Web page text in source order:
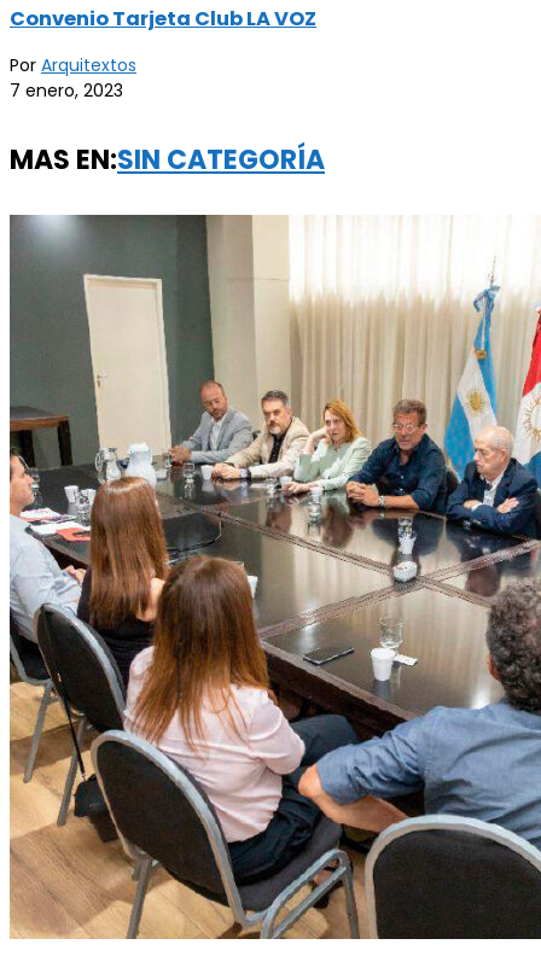
Convenio Tarjeta Club LA VOZ
Por Arquitextos
7 enero, 2023
MAS EN:SIN CATEGORÍA